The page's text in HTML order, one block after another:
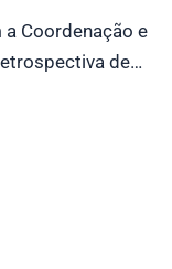
Coordenação e
de…